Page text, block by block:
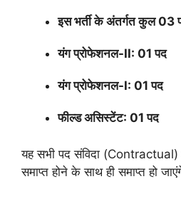
इस भर्ती के अंतर्गत कुल 03
यंग प्रोफेशनल-II: 01 पद
यंग प्रोफेशनल-I: 01 पद
फील्ड असिस्टेंट: 01 पद
यह सभी पद संविदा
समाप्त होने के साथ ही समाप्त हो